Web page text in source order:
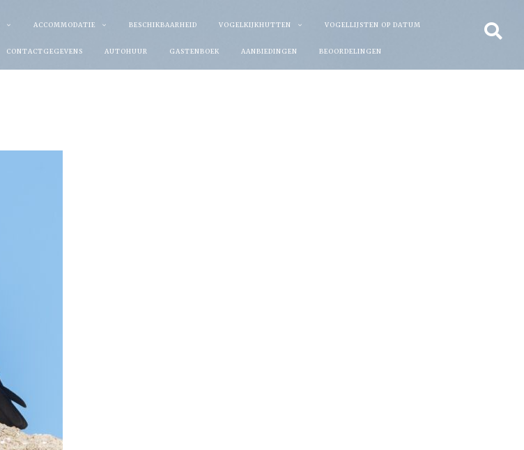
ACCOMMODATIE BESCHIKBAARHEID VOGELKIJKHUTTEN VOGELLIJSTEN OP DATUM
CONTACTGEGEVENS AUTOHUUR GASTENBOEK AANBIEDINGEN BEOORDELINGEN